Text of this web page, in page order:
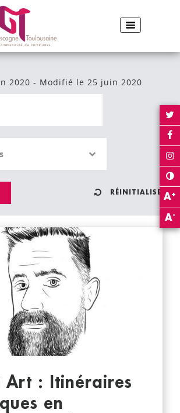
PARTAGER :
2020 - Modifié le 25 juin 2020
RÉINITIALISER
Art : Itinéraires
en
A+
A-